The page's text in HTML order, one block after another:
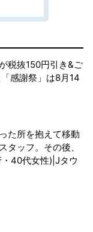
税抜150円引き&ご
感謝祭」は8月14
た所を抱えて移動
タッフ。その後、
40代女性)|Jタウ